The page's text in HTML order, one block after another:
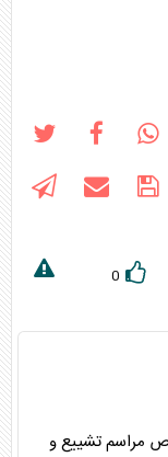
0
خصوص مراسم تشییع و